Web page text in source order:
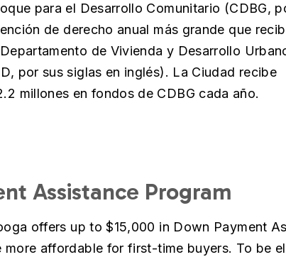
para el Desarrollo Comunitario (CDBG,
de derecho anual más grande que
de Vivienda y Desarrollo
por sus siglas en inglés). La Ciudad recibe
millones en fondos de CDBG cada año.
Assistance Program
offers up to $15,000 in Down Payment
more affordable for first-time buyers. To be